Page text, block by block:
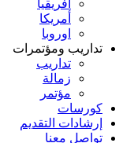
أفريقيا
أمريكا
اوروبا
تداريب ومؤتمرات
تداريب
زمالة
مؤتمر
كورسات
إرشادات التقديم
تواصل معنا